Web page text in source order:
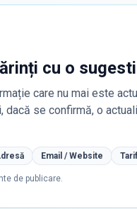
cu o
care nu mai este
dacă se confirmă, o
Email / Website
de publicare.